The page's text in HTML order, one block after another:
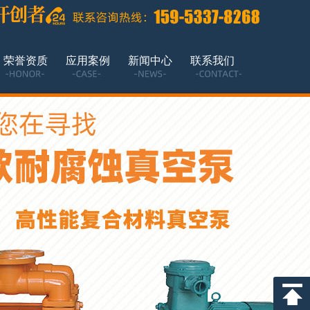
荣誉资质 应用案例 新闻中心 联系我们